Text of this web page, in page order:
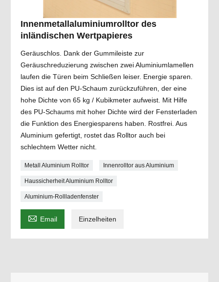
Innenmetallaluminiumrolltor des
inländischen Wertpapieres
Geräuschlos. Dank der Gummileiste zur
Geräuschreduzierung zwischen zwei Aluminiumlamellen
laufen die Türen beim Schließen leiser. Energie sparen.
Dies ist auf den PU-Schaum zurückzuführen, der eine
hohe Dichte von 65 kg / Kubikmeter aufweist. Mit Hilfe
des PU-Schaums mit hoher Dichte wird der Fensterladen
die Funktion des Energiesparens haben. Rostfrei. Aus
Aluminium gefertigt, rostet das Rolltor auch bei
schlechtem Wetter nicht.
Metall Aluminium Rolltor Innenrolltor aus Aluminium
Haussicherheit Aluminium Rolltor
Aluminium-Rollladenfenster
 Email Einzelheiten